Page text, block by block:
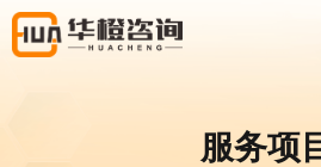
服务项